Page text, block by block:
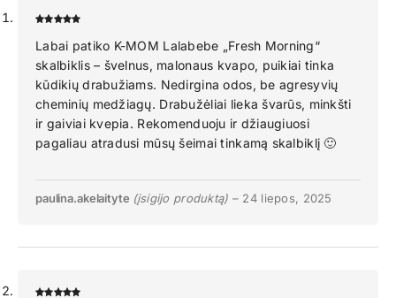
paulina.akelaityte (įsigijo produktą) – 24 liepos, 2025
Labai patiko K-MOM Lalabebe „Fresh Morning“
skalbiklis – švelnus, malonaus kvapo, puikiai tinka
kūdikių drabužiams. Nedirgina odos, be agresyvių
cheminių medžiagų. Drabužėliai lieka švarūs, minkšti
ir gaiviai kvepia. Rekomenduoju ir džiaugiuosi
pagaliau atradusi mūsų šeimai tinkamą skalbiklį 🙂